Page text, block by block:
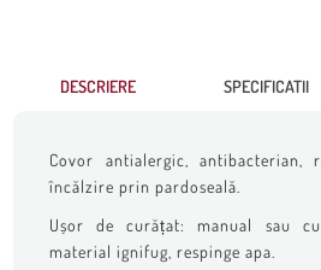
DESCRIERE SPECIFICATII
Covor antialergic, antibacterian,
încălzire prin pardoseală.
Ușor de curățat: manual sau
material ignifug, respinge apa.